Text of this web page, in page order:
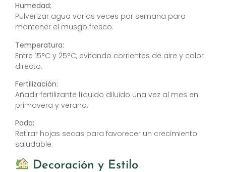
Humedad:
Pulverizar agua varias veces por semana para
mantener el musgo fresco.
Temperatura:
Entre 15°C y 25°C, evitando corrientes de aire y calor
directo.
Fertilización:
Añadir fertilizante líquido diluido una vez al mes en
primavera y verano.
Poda:
Retirar hojas secas para favorecer un crecimiento
saludable.
Decoración y Estilo